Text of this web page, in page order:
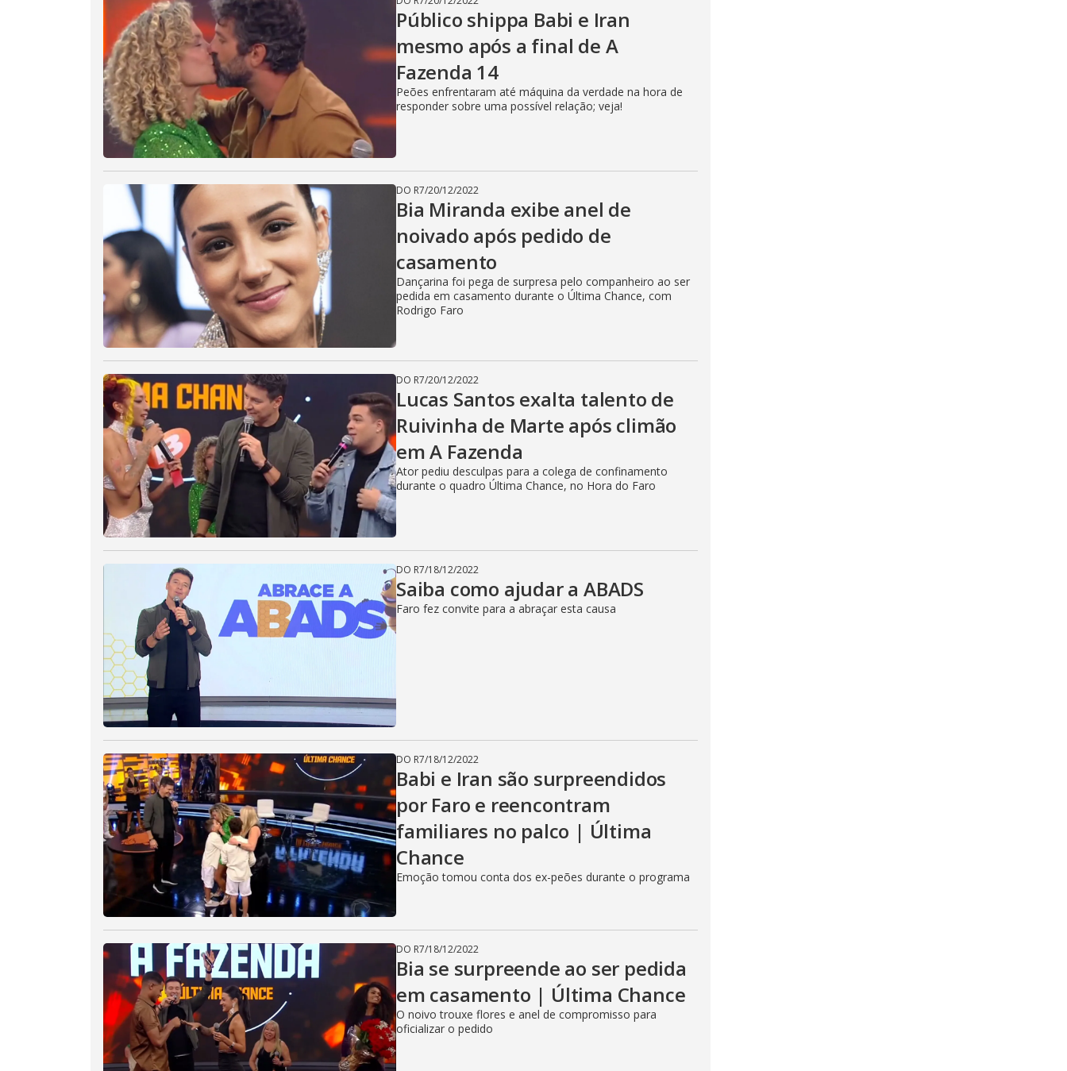
V
i
d
e
o
Público shippa Babi e Iran
mesmo após a final de A
Fazenda 14
Peões enfrentaram até máquina da verdade na hora de
responder sobre uma possível relação; veja!
DO R7/20/12/2022
Bia Miranda exibe anel de
noivado após pedido de
casamento
Dançarina foi pega de surpresa pelo companheiro ao ser
pedida em casamento durante o Última Chance, com
Rodrigo Faro
DO R7/20/12/2022
Lucas Santos exalta talento de
Ruivinha de Marte após climão
em A Fazenda
Ator pediu desculpas para a colega de confinamento
durante o quadro Última Chance, no Hora do Faro
DO R7/18/12/2022
Saiba como ajudar a ABADS
Faro fez convite para a abraçar esta causa
DO R7/18/12/2022
Babi e Iran são surpreendidos
por Faro e reencontram
familiares no palco | Última
Chance
Emoção tomou conta dos ex-peões durante o programa
DO R7/18/12/2022
Bia se surpreende ao ser pedida
em casamento | Última Chance
O noivo trouxe flores e anel de compromisso para
oficializar o pedido